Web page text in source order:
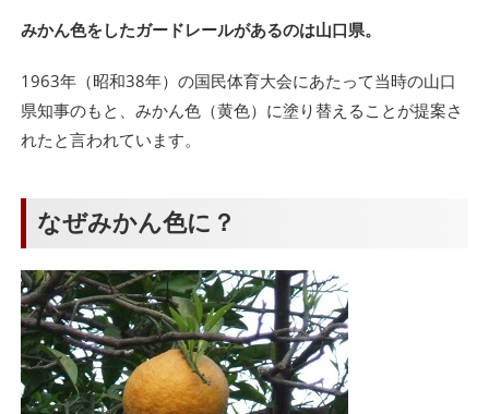
みかん色をしたガードレールがあるのは山口県。
1963年（昭和38年）の国民体育大会にあたって当時の山口
県知事のもと、みかん色（黄色）に塗り替えることが提案さ
れたと言われています。
なぜみかん色に？